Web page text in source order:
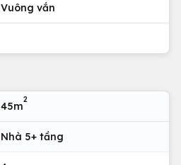
Vuông vắn
45m
2
Nhà 5+ tầng